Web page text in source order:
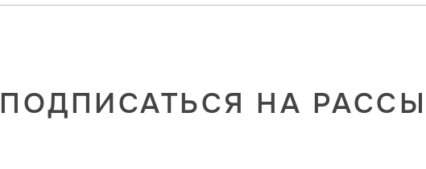
ПОДПИСАТЬСЯ НА